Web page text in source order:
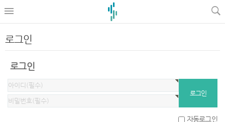
로그인
로그인
자동로그인